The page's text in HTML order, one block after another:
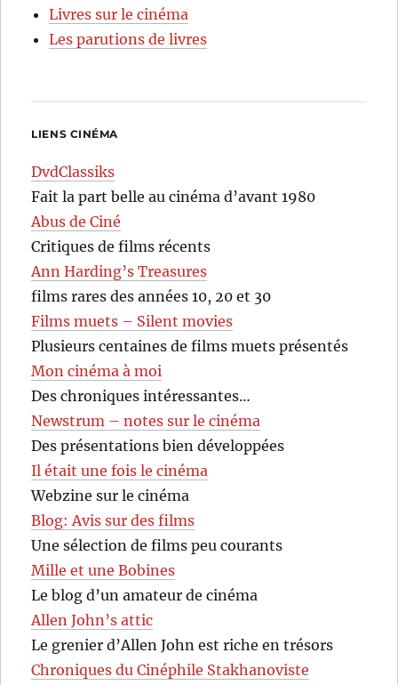
Livres sur le cinéma
Les parutions de livres
LIENS CINÉMA
DvdClassiks
Fait la part belle au cinéma d’avant 1980
Abus de Ciné
Critiques de films récents
Ann Harding’s Treasures
films rares des années 10, 20 et 30
Films muets – Silent movies
Plusieurs centaines de films muets présentés
Mon cinéma à moi
Des chroniques intéressantes…
Newstrum – notes sur le cinéma
Des présentations bien développées
Il était une fois le cinéma
Webzine sur le cinéma
Blog: Avis sur des films
Une sélection de films peu courants
Mille et une Bobines
Le blog d’un amateur de cinéma
Allen John’s attic
Le grenier d’Allen John est riche en trésors
Chroniques du Cinéphile Stakhanoviste